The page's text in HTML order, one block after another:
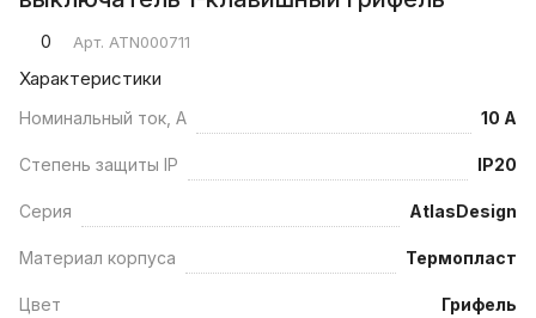
0 Арт. ATN000711
Характеристики
Номинальный ток, А 10 А
Степень защиты IP IP20
Серия AtlasDesign
Материал корпуса Термопласт
Цвет Грифель